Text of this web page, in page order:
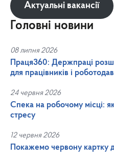
Актуальні вакансії
Головні новини
08 липня 2026
Праця360: Держпраці
для працівників і
24 червня 2026
Спека на робочому місці:
стресу
12 червня 2026
Покажемо червону картку